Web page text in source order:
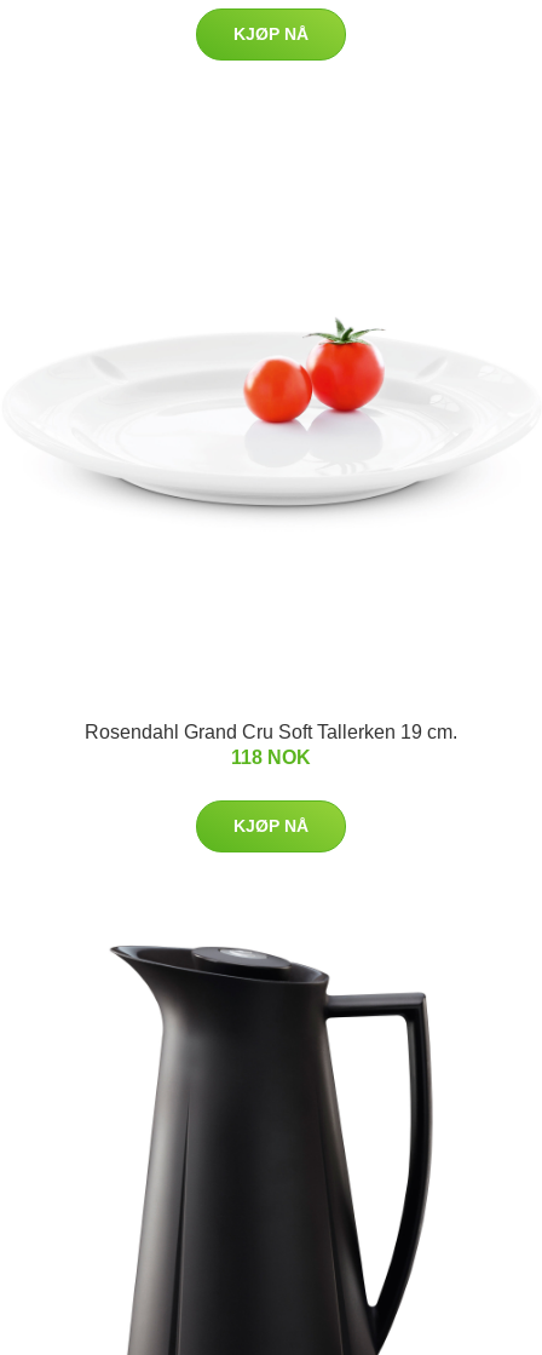
KJØP NÅ
Rosendahl Grand Cru Soft Tallerken 19 cm.
118 NOK
KJØP NÅ